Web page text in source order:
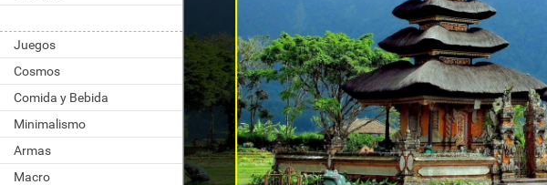
Juegos
Cosmos
Comida y Bebida
Minimalismo
Armas
Macro